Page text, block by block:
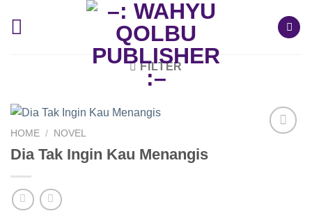
FILTER
HOME / NOVEL
Dia Tak Ingin Kau Menangis